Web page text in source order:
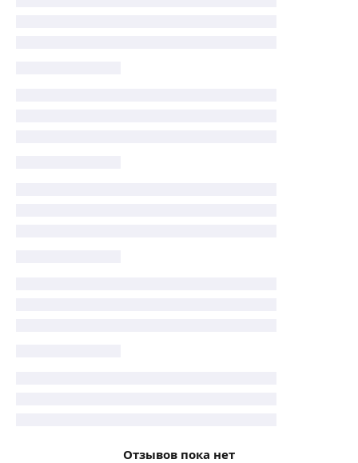
Отзывов пока нет